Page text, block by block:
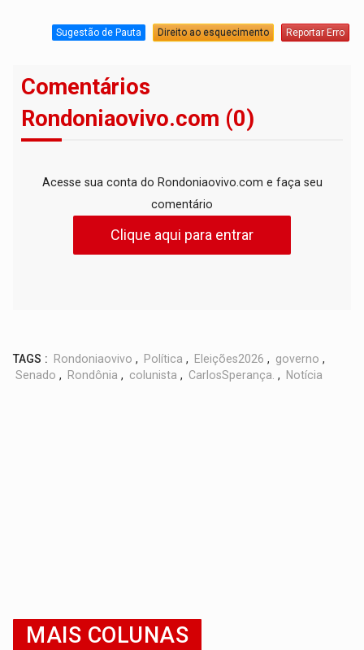
Sugestão de Pauta Direito ao esquecimento Reportar Erro
Comentários
Rondoniaovivo.com (0)
Acesse sua conta do Rondoniaovivo.com e faça seu
comentário
Clique aqui para entrar
TAGS : Rondoniaovivo , Política , Eleições2026 , governo ,
Senado , Rondônia , colunista , CarlosSperança. , Notícia
MAIS COLUNAS